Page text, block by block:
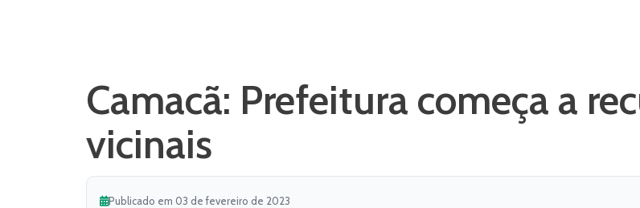
Camacã: Prefeitura começa a
vicinais
Publicado em 03 de fevereiro de 2023